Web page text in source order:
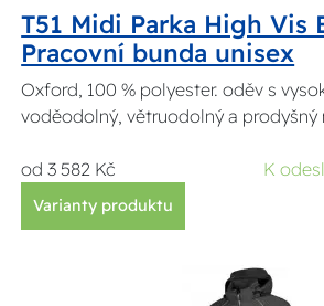
T51 Midi Parka High Vis
Pracovní bunda unisex
Oxford, 100 % polyester. oděv s
voděodolný, větruodolný a prodyšný
od 3 582 Kč K
Varianty produktu